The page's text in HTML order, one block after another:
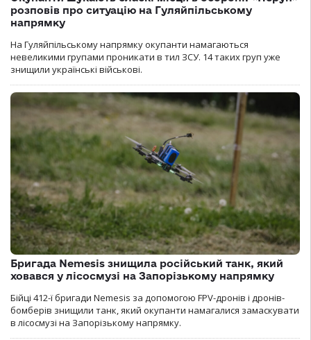
розповів про ситуацію на Гуляйпільському
напрямку
На Гуляйпільському напрямку окупанти намагаються
невеликими групами проникати в тил ЗСУ. 14 таких груп уже
знищили українські військові.
Бригада Nemesis знищила російський танк, який
ховався у лісосмузі на Запорізькому напрямку
Бійці 412-ї бригади Nemesis за допомогою FPV-дронів і дронів-
бомберів знищили танк, який окупанти намагалися замаскувати
в лісосмузі на Запорізькому напрямку.